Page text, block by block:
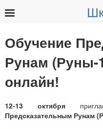
Обучение
Рунам (Руны-
онлайн!
12-13 октября
Предсказательным Рунам